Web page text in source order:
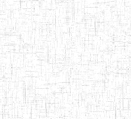
Création Type Nature
07/2001 ENIEG Public
09/2014 ENIET Public